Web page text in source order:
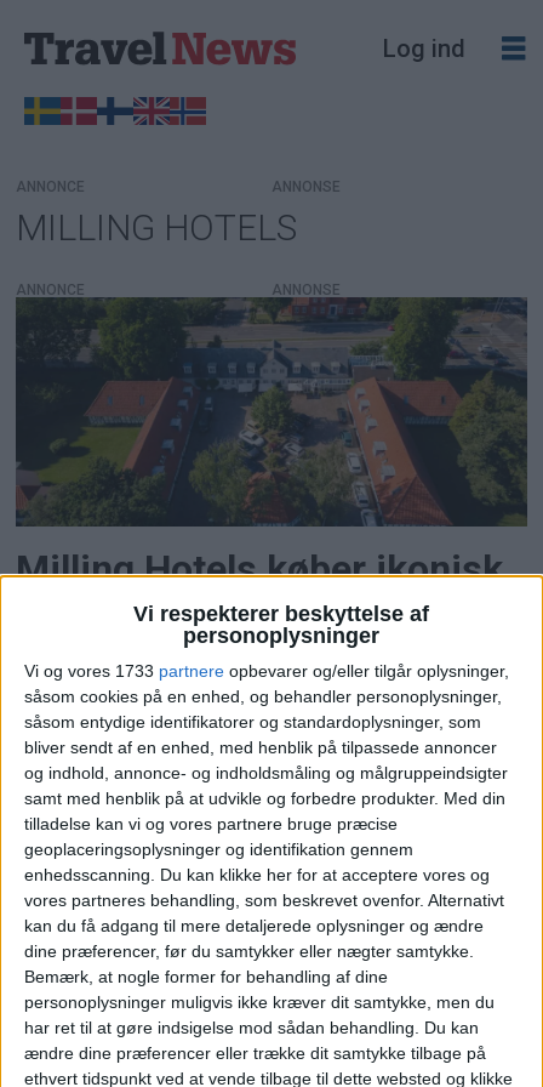
Vi respekterer beskyttelse af
personoplysninger
Vi og vores 1733 partnere opbevarer og/eller tilgår oplysninger,
såsom cookies på en enhed, og behandler personoplysninger,
såsom entydige identifikatorer og standardoplysninger, som
bliver sendt af en enhed, med henblik på tilpassede annoncer
og indhold, annonce- og indholdsmåling og målgruppeindsigter
samt med henblik på at udvikle og forbedre produkter. Med din
tilladelse kan vi og vores partnere bruge præcise
geoplaceringsoplysninger og identifikation gennem
enhedsscanning. Du kan klikke her for at acceptere vores og
vores partneres behandling, som beskrevet ovenfor. Alternativt
kan du få adgang til mere detaljerede oplysninger og ændre
dine præferencer, før du samtykker eller nægter samtykke.
Bemærk, at nogle former for behandling af dine
personoplysninger muligvis ikke kræver dit samtykke, men du
har ret til at gøre indsigelse mod sådan behandling.
Du kan
ændre dine præferencer eller trække dit samtykke tilbage på
ethvert tidspunkt ved at vende tilbage til dette websted og klikke
Log ind
Tag:
milling
hotels
ANNONCE
MILLING HOTELS
ANNONCE
Milling Hotels køber ikonisk
Odense-hotel
Med overtagelsen af Hotel Knudsens Gaard får
Milling Hotels sit 12. hotel og styrker sin position
i Odense med seks hoteller.
Milling Hotels udvider med